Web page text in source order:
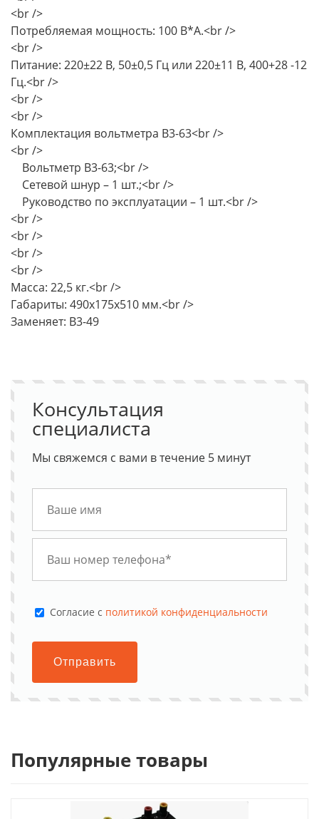
<br />
Потребляемая мощность: 100 В*А.<br />
<br />
Питание: 220±22 В, 50±0,5 Гц или 220±11 В, 400+28 -12
Гц.<br />
<br />
<br />
Комплектация вольтметра В3-63<br />
<br />
Вольтметр В3-63;<br />
Сетевой шнур – 1 шт.;<br />
Руководство по эксплуатации – 1 шт.<br />
<br />
<br />
<br />
<br />
Масса: 22,5 кг.<br />
Габариты: 490х175х510 мм.<br />
Заменяет: В3-49
Консультация
специалиста
Мы свяжемся с вами в течение 5 минут
Cогласие с политикой конфиденциальности
Отправить
Популярные товары